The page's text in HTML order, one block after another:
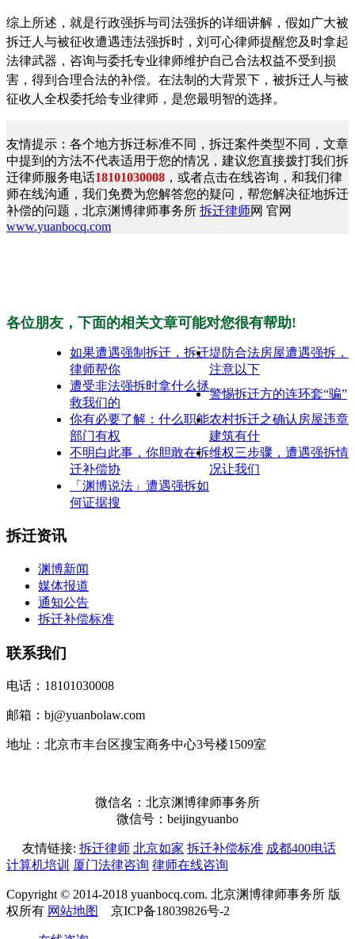
综上所述，就是行政强拆与司法强拆的详细讲解，假如广大被
拆迁人与被征收遭遇违法强拆时，刘可心律师提醒您及时拿起
法律武器，咨询与委托专业律师维护自己合法权益不受到损
害，得到合理合法的补偿。在法制的大背景下，被拆迁人与被
征收人全权委托给专业律师，是您最明智的选择。
友情提示：各个地方拆迁标准不同，拆迁案件类型不同，文章
中提到的方法不代表适用于您的情况，建议您直接拨打我们拆
迁律师服务电话18101030008 ，或者点击在线咨询，和我们律
师在线沟通，我们免费为您解答您的疑问，帮您解决征地拆迁
补偿的问题，北京渊博律师事务所 拆迁律师网 官网
www.yuanbocq.com
各位朋友，下面的相关文章可能对您很有帮助!
如果遭遇强制拆迁，拆迁
律师帮你
堤防合法房屋遭遇强拆，
注意以下
遭受非法强拆时拿什么拯
救我们的
警惕拆迁方的连环套“骗”
你有必要了解：什么职能
部门有权
农村拆迁之确认房屋违章
建筑有什
不明白此事，你胆敢在拆
迁补偿协
维权三步骤，遭遇强拆情
况让我们
「渊博说法」遭遇强拆如
何证据搜
拆迁资讯
渊博新闻
媒体报道
通知公告
拆迁补偿标准
联系我们
电话：18101030008
邮箱：bj@yuanbolaw.com
地址：北京市丰台区搜宝商务中心3号楼1509室
微信名：北京渊博律师事务所
微信号：beijingyuanbo
友情链接: 拆迁律师 北京如家 拆迁补偿标准 成都400电话
计算机培训 厦门法律咨询 律师在线咨询
Copyright © 2014-2018 yuanbocq.com. 北京渊博律师事务所 版
权所有 网站地图 京ICP备18039826号-2